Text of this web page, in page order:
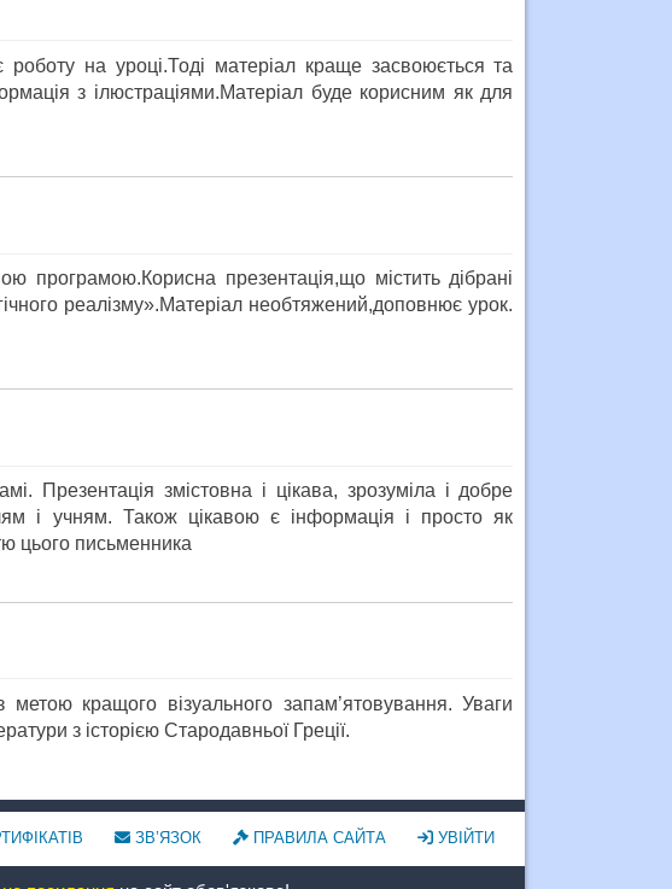
на уроці.Тоді матеріал краще засвоюється та
з ілюстраціями.Матеріал буде корисним як для
програмою.Корисна презентація,що містить дібрані
реалізму».Матеріал необтяжений,доповнює урок.
Презентація змістовна і цікава, зрозуміла і добре
і учням. Також цікавою є інформація і просто як
цього письменника
кращого візуального запам’ятовування. Уваги
з історією Стародавньої Греції.
ЗВ’ЯЗОК ПРАВИЛА САЙТА УВІЙТИ